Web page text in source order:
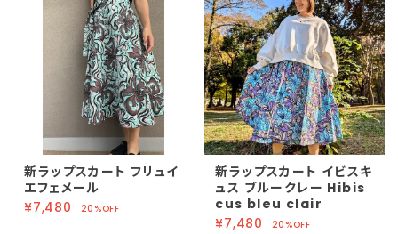
新ラップスカート フリュイ
エフェメール
¥7,480
20%OFF
新ラップスカート イビスキ
ュス ブルークレー Hibis
cus bleu clair
¥7,480
20%OFF